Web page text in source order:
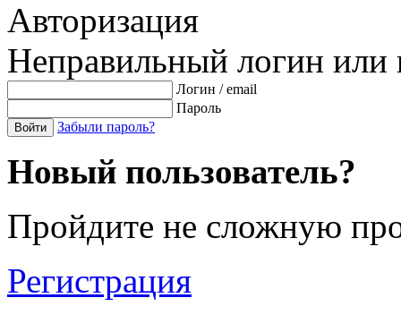
Авторизация
Неправильный логин или
Логин / email
Пароль
Войти Забыли пароль?
Новый пользователь?
Пройдите не сложную
Регистрация